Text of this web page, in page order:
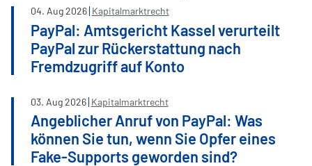
04. Aug2026 Kapitalmarktrecht
PayPal: Amtsgericht Kassel verurteilt
PayPal zur Rückerstattung nach
Fremdzugriff auf Konto
03. Aug2026 Kapitalmarktrecht
Angeblicher Anruf von PayPal: Was
können Sie tun, wenn Sie Opfer eines
Fake-Supports geworden sind?